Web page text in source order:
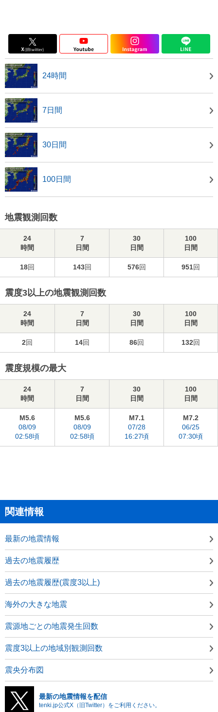
24時間
7日間
30日間
100日間
地震観測回数
24
時間
7
日間
30
日間
100
日間
18回 143回 576回 951回
震度3以上の地震観測回数
24
時間
7
日間
30
日間
100
日間
2回 14回 86回 132回
震度規模の最大
24
時間
7
日間
30
日間
100
日間
M5.6
08/09
02:58頃
M5.6
08/09
02:58頃
M7.1
07/28
16:27頃
M7.2
06/25
07:30頃
関連情報
最新の地震情報
過去の地震履歴
過去の地震履歴(震度3以上)
海外の大きな地震
震源地ごとの地震発生回数
震度3以上の地域別観測回数
震央分布図
最新の地震情報を配信
tenki.jp公式X（旧Twitter）をご利用ください。